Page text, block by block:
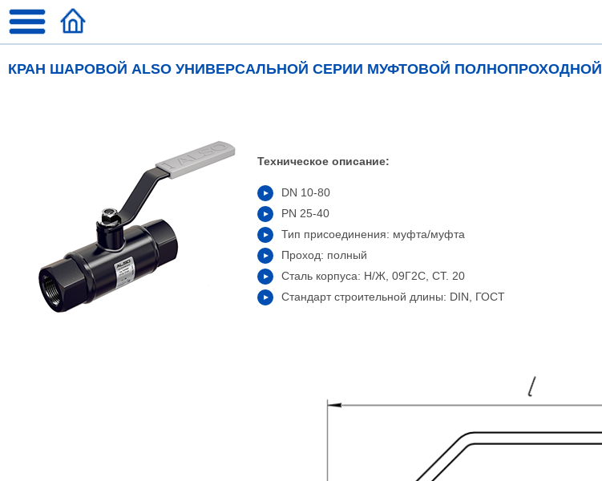
КРАН ШАРОВОЙ ALSO УНИВЕРСАЛЬНОЙ СЕРИИ МУФТОВОЙ ПОЛНОПРОХОДНОЙ
Техническое описание:
DN 10-80
PN 25-40
Тип присоединения: муфта/муфта
Проход: полный
Сталь корпуса: Н/Ж, 09Г2С, СТ. 20
Стандарт строительной длины: DIN, ГОСТ